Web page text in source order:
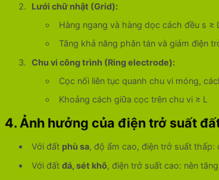
Lưới chữ nhật (Grid):
Hàng ngang và hàng dọc cách đều s ≥ L
Tăng khả năng phân tán và giảm điện
Chu vi công trình (Ring electrode):
Cọc nối liên tục quanh chu vi móng,
Khoảng cách giữa cọc trên chu vi ≥ L
4. Ảnh hưởng của điện trở suất
Với đất phù sa, độ ẩm cao, điện trở suất
Với đấtđá, sét khô, điện trở suất cao: nên